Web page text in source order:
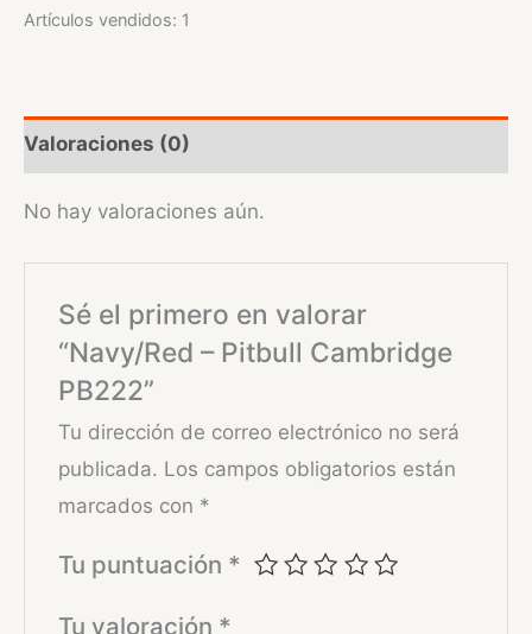
Artículos vendidos: 1
Valoraciones (0)
No hay valoraciones aún.
Sé el primero en valorar
“Navy/Red – Pitbull Cambridge
PB222”
Tu dirección de correo electrónico no será
publicada. Los campos obligatorios están
marcados con *
Tu puntuación *
Tu valoración *